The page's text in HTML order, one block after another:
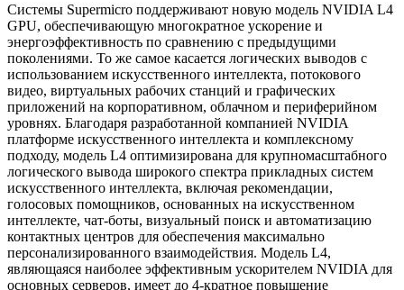
Системы Supermicro поддерживают новую модель NVIDIA L4
GPU, обеспечивающую многократное ускорение и
энергоэффективность по сравнению с предыдущими
поколениями. То же самое касается логических выводов с
использованием искусственного интеллекта, потокового
видео, виртуальных рабочих станций и графических
приложений на корпоративном, облачном и периферийном
уровнях. Благодаря разработанной компанией NVIDIA
платформе искусственного интеллекта и комплексному
подходу, модель L4 оптимизирована для крупномасштабного
логического вывода широкого спектра прикладных систем
искусственного интеллекта, включая рекомендации,
голосовых помощников, основанных на искусственном
интеллекте, чат-боты, визуальный поиск и автоматизацию
контактных центров для обеспечения максимально
персонализированного взаимодействия. Модель L4,
являющаяся наиболее эффективным ускорителем NVIDIA для
основных серверов, имеет до 4-кратное повышение